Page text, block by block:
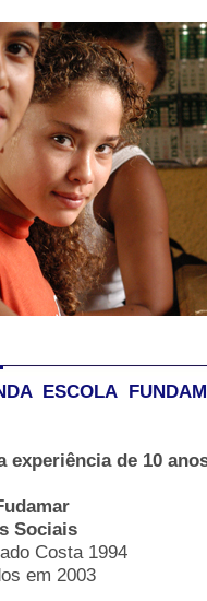
ESCOLA
experiência de 10
Sociais
Costa 1994
em 2003